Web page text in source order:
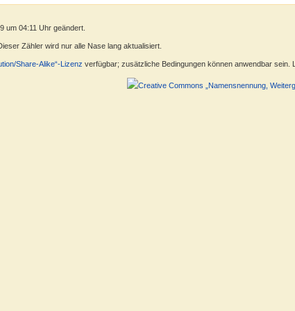
um 04:11 Uhr geändert.
Zähler wird nur alle Nase lang aktualisiert.
Share-Alike“-Lizenz verfügbar; zusätzliche Bedingungen können anwendbar sein.